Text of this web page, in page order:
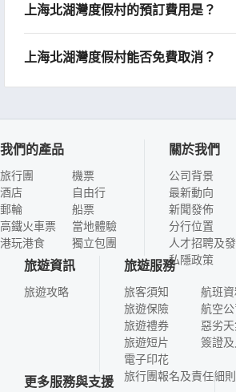
上海北湖灣度假村的預訂費用是？
上海北湖灣度假村能否免費取消？
我們的產品
旅行團
酒店
郵輪
高鐵火車票
港玩港食
機票
自由行
船票
當地體驗
獨立包團
關於我們
公司背景
最新動向
新聞發佈
分行位置
人才招聘及
私隱政策
旅遊資訊
旅遊攻略
旅遊服務
旅客須知
旅遊保險
旅遊禮券
旅遊短片
電子印花
航班
航空
惡劣
簽證
旅行團報名及責任細則
更多服務與支援